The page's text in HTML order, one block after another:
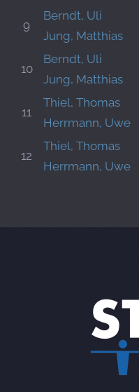
9
Berndt, Uli
Jung, Matthias
10
Berndt, Uli
Jung, Matthias
11
Thiel, Thomas
Herrmann, Uwe
12
Thiel, Thomas
Herrmann, Uwe